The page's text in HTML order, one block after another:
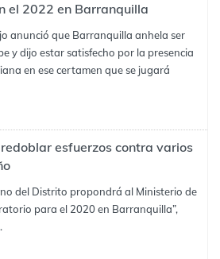
el 2022 en Barranquilla
anunció que Barranquilla anhela ser
y dijo estar satisfecho por la presencia
en ese certamen que se jugará
esfuerzos contra varios
del Distrito propondrá al Ministerio de
para el 2020 en Barranquilla”,